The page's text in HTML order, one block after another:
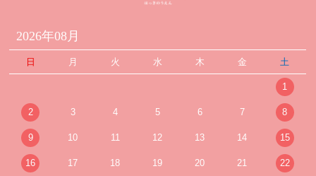
2026年08月
日 月 火 水 木 金 土
1
2 3 4 5 6 7 8
9 10 11 12 13 14 15
16 17 18 19 20 21 22